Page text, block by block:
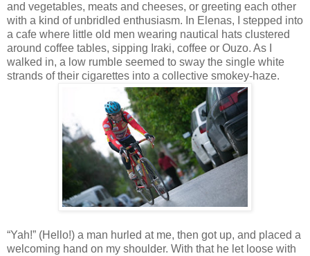
and vegetables, meats and cheeses, or greeting each other
with a kind of unbridled enthusiasm. In Elenas, I stepped into
a cafe where little old men wearing nautical hats clustered
around coffee tables, sipping Iraki, coffee or Ouzo. As I
walked in, a low rumble seemed to sway the single white
strands of their cigarettes into a collective smokey-haze.
“Yah!” (Hello!) a man hurled at me, then got up, and placed a
welcoming hand on my shoulder. With that he let loose with